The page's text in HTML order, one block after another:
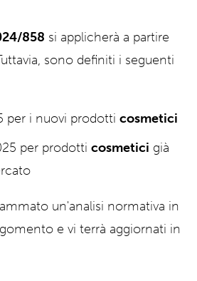
858 si applicherà a partire
sono definiti i seguenti
per i nuovi prodotti cosmetici
per prodotti cosmetici già
un'analisi normativa in
e vi terrà aggiornati in